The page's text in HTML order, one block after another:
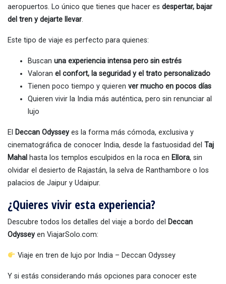
aeropuertos. Lo único que tienes que hacer es despertar, bajar
del tren y dejarte llevar.
Este tipo de viaje es perfecto para quienes:
Buscan una experiencia intensa pero sin estrés
Valoran el confort, la seguridad y el trato personalizado
Tienen poco tiempo y quieren ver mucho en pocos días
Quieren vivir la India más auténtica, pero sin renunciar al
lujo
El Deccan Odysseyes la forma más cómoda, exclusiva y
cinematográfica de conocer India, desde la fastuosidad del Taj
Mahal hasta los templos esculpidos en la roca en Ellora, sin
olvidar el desierto de Rajastán, la selva de Ranthambore o los
palacios de Jaipur y Udaipur.
¿Quieres vivir esta experiencia?
Descubre todos los detalles del viaje a bordo del Deccan
Odysseyen ViajarSolo.com:
Viaje en tren de lujo por India – Deccan Odyssey
Y si estás considerando más opciones para conocer este